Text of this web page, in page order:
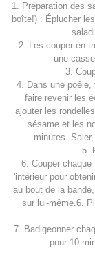
1. Préparation des
boîte!) : Éplucher
2. Les couper en
une
3.
4. Dans une
faire revenir les
ajouter les
sésame et les
minutes.
5.
6. Couper
'intérieur pour
au bout de la
sur lui-même.6.
7. Badigeonner
pour 10